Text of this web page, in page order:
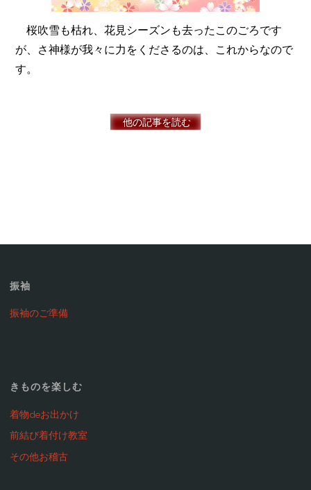
桜吹雪も枯れ、花見シーズンも去ったこのごろです
が、さ神様が我々に力をくださるのは、これからなので
す。
他の記事を読む
振袖
振袖のご準備
きものを楽しむ
着物deお出かけ
前結び着付け教室
その他お稽古